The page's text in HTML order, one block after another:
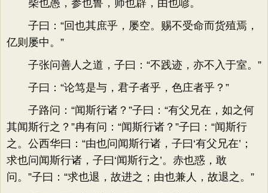
柴也愚，参也鲁，师也辟，由也喭。
子曰：“回也其庶乎，屡空。赐不受命而货殖焉，
亿则屡中。”
子张问善人之道，子曰：“不践迹，亦不入于室。”
子曰：“论笃是与，君子者乎，色庄者乎？”
子路问：“闻斯行诸？”子曰：“有父兄在，如之何
其闻斯行之？”冉有问：“闻斯行诸？”子曰：“闻斯行
之。公西华曰：“由也问闻斯行诸，子曰‘有父兄在’；
求也问闻斯行诸，子曰‘闻斯行之’。赤也惑，敢
问。”子曰：“求也退，故进之；由也兼人，故退之。”